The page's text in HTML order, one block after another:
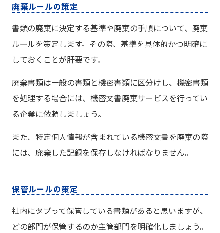
廃棄ルールの策定
書類の廃棄に決定する基準や廃棄の手順について、廃棄
ルールを策定します。その際、基準を具体的かつ明確に
しておくことが肝要です。
廃棄書類は一般の書類と機密書類に区分けし、機密書類
を処理する場合には、機密文書廃棄サービスを行ってい
る企業に依頼しましょう。
また、特定個人情報が含まれている機密文書を廃棄の際
には、廃棄した記録を保存しなければなりません。
保管ルールの策定
社内にタブって保管している書類があると思いますが、
どの部門が保管するのか主管部門を明確化しましょう。